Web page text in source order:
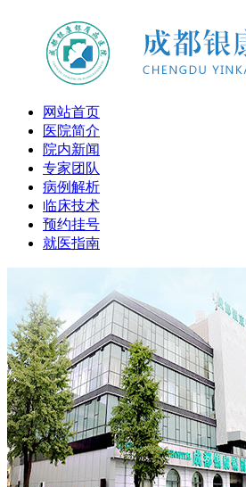
网站首页
医院简介
院内新闻
专家团队
病例解析
临床技术
预约挂号
就医指南